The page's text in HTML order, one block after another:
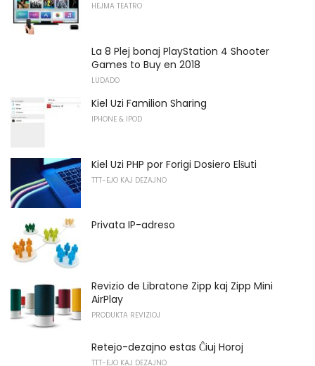
HEJMA TEATRO
La 8 Plej bonaj PlayStation 4 Shooter
Games to Buy en 2018
LUDADO
Kiel Uzi Familion Sharing
IPHONE & IPOD
Kiel Uzi PHP por Forigi Dosiero Elŝuti
TTT-EJO KAJ DEZAJNO
Privata IP-adreso
Revizio de Libratone Zipp kaj Zipp Mini
AirPlay
PRODUKTA REVIZIOJ
Retejo-dezajno estas Ĉiuj Horoj
TTT-EJO KAJ DEZAJNO